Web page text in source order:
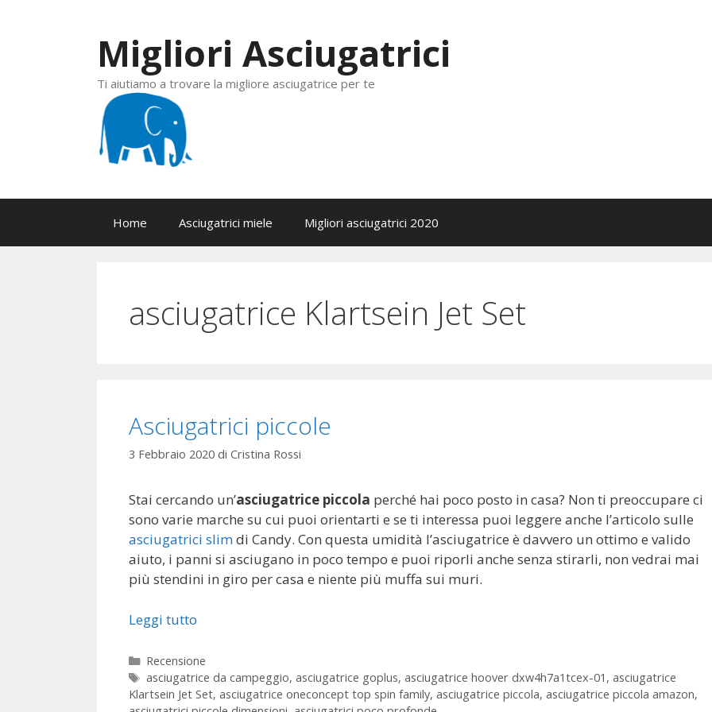
Migliori Asciugatrici
Ti aiutiamo a trovare la migliore asciugatrice per te
Home Asciugatrici miele Migliori asciugatrici 2020
asciugatrice Klartsein Jet Set
Asciugatrici piccole
3 Febbraio 2020 di Cristina Rossi
Stai cercando un’asciugatrice piccola perché hai poco posto in casa? Non ti preoccupare ci
sono varie marche su cui puoi orientarti e se ti interessa puoi leggere anche l’articolo sulle
asciugatrici slimdi Candy. Con questa umidità l’asciugatrice è davvero un ottimo e valido
aiuto, i panni si asciugano in poco tempo e puoi riporli anche senza stirarli, non vedrai mai
più stendini in giro per casa e niente più muffa sui muri.
Leggi tutto
Categorie
Recensione
Tag
asciugatrice da campeggio, asciugatrice goplus, asciugatrice hoover dxw4h7a1tcex-01 , asciugatrice
Klartsein Jet Set, asciugatrice oneconcept top spin family, asciugatrice piccola, asciugatrice piccola amazon,